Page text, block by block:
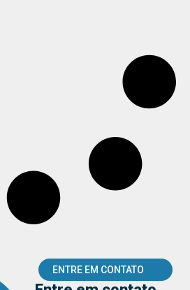
ENTRE EM CONTATO